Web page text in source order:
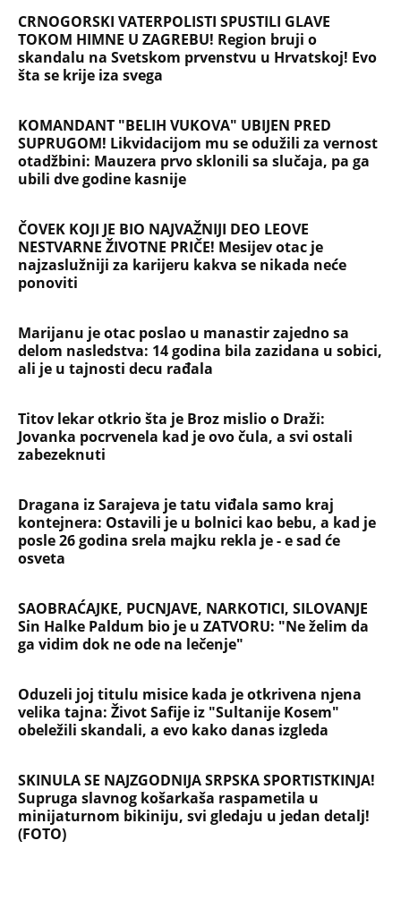
CRNOGORSKI VATERPOLISTI SPUSTILI GLAVE
TOKOM HIMNE U ZAGREBU! Region bruji o
skandalu na Svetskom prvenstvu u Hrvatskoj! Evo
šta se krije iza svega
KOMANDANT "BELIH VUKOVA" UBIJEN PRED
SUPRUGOM! Likvidacijom mu se odužili za vernost
otadžbini: Mauzera prvo sklonili sa slučaja, pa ga
ubili dve godine kasnije
ČOVEK KOJI JE BIO NAJVAŽNIJI DEO LEOVE
NESTVARNE ŽIVOTNE PRIČE! Mesijev otac je
najzaslužniji za karijeru kakva se nikada neće
ponoviti
Marijanu je otac poslao u manastir zajedno sa
delom nasledstva: 14 godina bila zazidana u sobici,
ali je u tajnosti decu rađala
Titov lekar otkrio šta je Broz mislio o Draži:
Jovanka pocrvenela kad je ovo čula, a svi ostali
zabezeknuti
Dragana iz Sarajeva je tatu viđala samo kraj
kontejnera: Ostavili je u bolnici kao bebu, a kad je
posle 26 godina srela majku rekla je - e sad će
osveta
SAOBRAĆAJKE, PUCNJAVE, NARKOTICI, SILOVANJE
Sin Halke Paldum bio je u ZATVORU: "Ne želim da
ga vidim dok ne ode na lečenje"
Oduzeli joj titulu misice kada je otkrivena njena
velika tajna: Život Safije iz "Sultanije Kosem"
obeležili skandali, a evo kako danas izgleda
SKINULA SE NAJZGODNIJA SRPSKA SPORTISTKINJA!
Supruga slavnog košarkaša raspametila u
minijaturnom bikiniju, svi gledaju u jedan detalj!
(FOTO)